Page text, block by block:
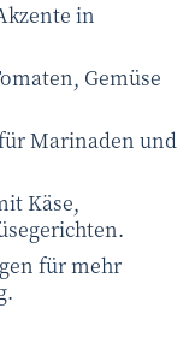
in
Gemüse
Marinaden und
Käse,
für mehr